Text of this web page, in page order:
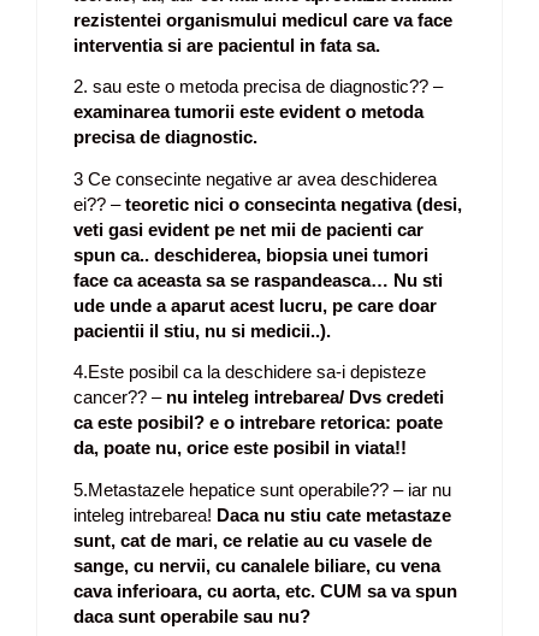
rezistentei organismului medicul care va face
interventia si are pacientul in fata sa.
2. sau este o metoda precisa de diagnostic?? –
examinarea tumorii este evident o metoda
precisa de diagnostic.
3 Ce consecinte negative ar avea deschiderea
ei?? –teoretic nici o consecinta negativa (desi,
veti gasi evident pe net mii de pacienti car
spun ca.. deschiderea, biopsia unei tumori
face ca aceasta sa se raspandeasca… Nu sti
ude unde a aparut acest lucru, pe care doar
pacientii il stiu, nu si medicii..).
4.Este posibil ca la deschidere sa-i depisteze
cancer?? – nu inteleg intrebarea/ Dvs credeti
ca este posibil? e o intrebare retorica: poate
da, poate nu, orice este posibil in viata!!
5.Metastazele hepatice sunt operabile?? – iar nu
inteleg intrebarea! Daca nu stiu cate metastaze
sunt, cat de mari, ce relatie au cu vasele de
sange, cu nervii, cu canalele biliare, cu vena
cava inferioara, cu aorta, etc. CUM sa va spun
daca sunt operabile sau nu?